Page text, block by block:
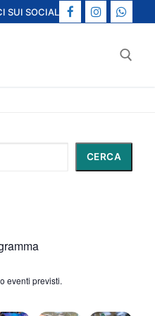
SUI SOCIAL
CERCA
eventi previsti.